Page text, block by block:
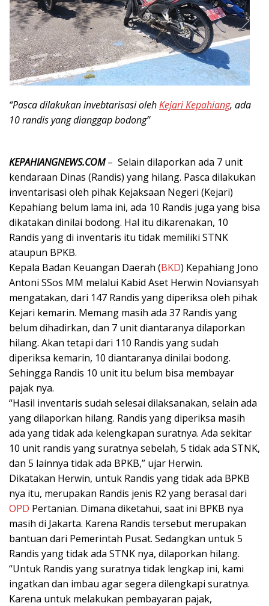
“Pasca dilakukan invebtarisasi olehKejari Kepahiang, ada
10 randis yang dianggap bodong”
KEPAHIANGNEWS.COM– Selain dilaporkan ada 7 unit
kendaraan Dinas (Randis) yang hilang. Pasca dilakukan
inventarisasi oleh pihak Kejaksaan Negeri (Kejari)
Kepahiang belum lama ini, ada 10 Randis juga yang bisa
dikatakan dinilai bodong. Hal itu dikarenakan, 10
Randis yang di inventaris itu tidak memiliki STNK
ataupun BPKB.
Kepala Badan Keuangan Daerah (BKD) Kepahiang Jono
Antoni SSos MM melalui Kabid Aset Herwin Noviansyah
mengatakan, dari 147 Randis yang diperiksa oleh pihak
Kejari kemarin. Memang masih ada 37 Randis yang
belum dihadirkan, dan 7 unit diantaranya dilaporkan
hilang. Akan tetapi dari 110 Randis yang sudah
diperiksa kemarin, 10 diantaranya dinilai bodong.
Sehingga Randis 10 unit itu belum bisa membayar
pajak nya.
“Hasil inventaris sudah selesai dilaksanakan, selain ada
yang dilaporkan hilang. Randis yang diperiksa masih
ada yang tidak ada kelengkapan suratnya. Ada sekitar
10 unit randis yang suratnya sebelah, 5 tidak ada STNK,
dan 5 lainnya tidak ada BPKB,” ujar Herwin.
Dikatakan Herwin, untuk Randis yang tidak ada BPKB
nya itu, merupakan Randis jenis R2 yang berasal dari
OPD Pertanian. Dimana diketahui, saat ini BPKB nya
masih di Jakarta. Karena Randis tersebut merupakan
bantuan dari Pemerintah Pusat. Sedangkan untuk 5
Randis yang tidak ada STNK nya, dilaporkan hilang.
“Untuk Randis yang suratnya tidak lengkap ini, kami
ingatkan dan imbau agar segera dilengkapi suratnya.
Karena untuk melakukan pembayaran pajak,